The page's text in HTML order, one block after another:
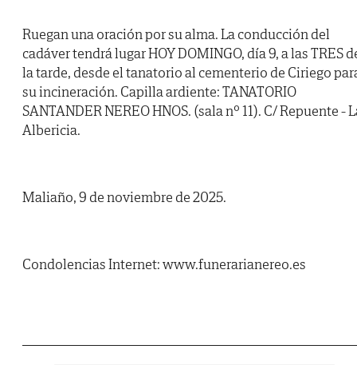
Ruegan una oración por su alma. La conducción del
cadáver tendrá lugar HOY DOMINGO, día 9, a las TRES
la tarde, desde el tanatorio al cementerio de Ciriego
su incineración. Capilla ardiente: TANATORIO
SANTANDER NEREO HNOS. (sala nº 11). C/ Repuente -
Albericia.
Maliaño, 9 de noviembre de 2025.
Condolencias Internet: www.funerarianereo.es